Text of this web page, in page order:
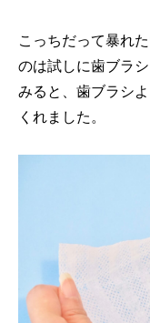
こっちだって暴れ
のは試しに歯ブラ
みると、歯ブラシ
くれました。